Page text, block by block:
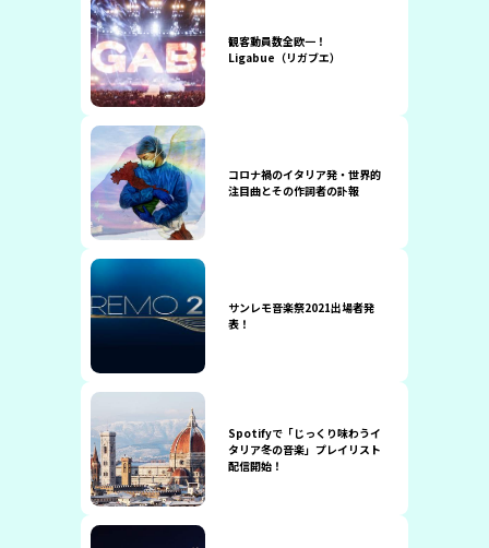
観客動員数全欧一！
Ligabue（リガブエ）
コロナ禍のイタリア発・世界的
注目曲とその作詞者の訃報
サンレモ音楽祭2021出場者発
表！
Spotifyで「じっくり味わうイ
タリア冬の音楽」プレイリスト
配信開始！